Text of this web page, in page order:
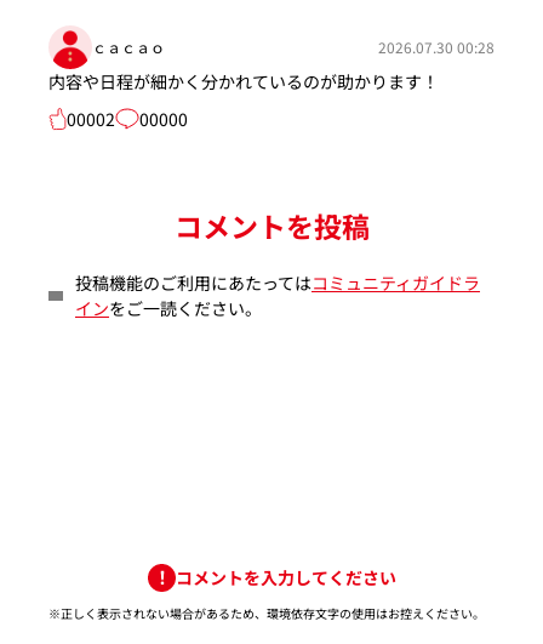
ｃａｃａｏ 2026.07.30 00:28
内容や日程が細かく分かれているのが助かります！
00002
00000
コメントを投稿
投稿機能のご利用にあたってはコミュニティガイドラ
インをご一読ください。
コメントを入力してください
※正しく表示されない場合があるため、環境依存文字の使用はお控えください。​